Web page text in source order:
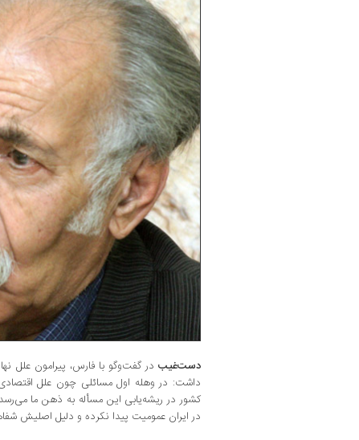
دست‌غیب در گفت‌وگو با فارس، پیرامون علل
داشت: در وهله اول مسائلی چون علل
کشور در ریشه‌یابی این مسأله به ذهن ما
در ایران عمومیت پیدا نکرده و دلیل اصلیش